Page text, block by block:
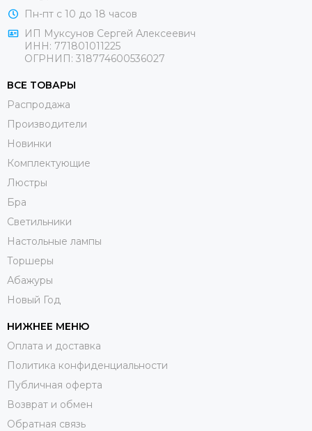
Пн-пт с 10 до 18 часов
ИП Муксунов Сергей Алексеевич
ИНН: 771801011225
ОГРНИП: 318774600536027
ВСЕ ТОВАРЫ
Распродажа
Производители
Новинки
Комплектующие
Люстры
Бра
Светильники
Настольные лампы
Торшеры
Абажуры
Новый Год
НИЖНЕЕ МЕНЮ
Оплата и доставка
Политика конфиденциальности
Публичная оферта
Возврат и обмен
Обратная связь